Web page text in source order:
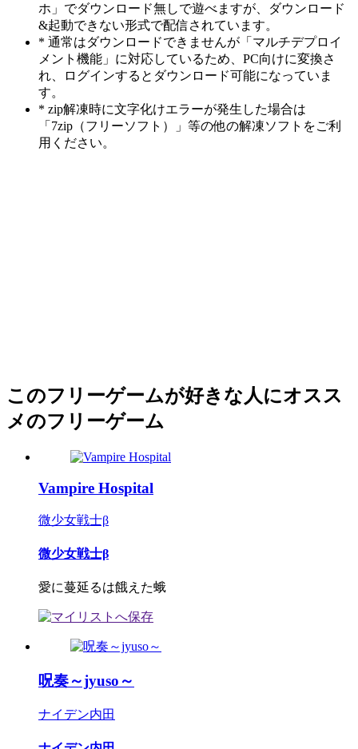
ホ」でダウンロード無しで遊べますが、ダウンロード
&起動できない形式で配信されています。
* 通常はダウンロードできませんが「マルチデプロイ
メント機能」に対応しているため、PC向けに変換さ
れ、ログインするとダウンロード可能になっていま
す。
* zip解凍時に文字化けエラーが発生した場合は
「7zip（フリーソフト）」等の他の解凍ソフトをご利
用ください。
このフリーゲームが好きな人にオスス
メのフリーゲーム
Vampire Hospital
微少女戦士β
微少女戦士β
愛に蔓延るは餓えた蛾
呪奏～jyuso～
ナイデン内田